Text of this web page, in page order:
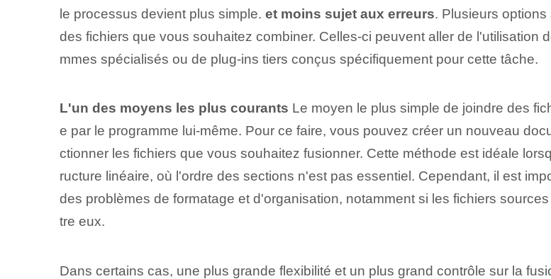
le processus devient plus simple. et moins sujet aux erreurs. Plusieurs
des fichiers que vous souhaitez combiner. Celles-ci peuvent aller de l'utilisation
mmes spécialisés‌ ou de plug-ins tiers conçus spécifiquement pour cette⁤ tâche.
L'un des moyens les plus courants Le moyen le plus simple de joindre des
e par le programme lui-même. Pour ce faire, vous pouvez créer un nouveau
ctionner les fichiers⁤ que vous souhaitez‌ fusionner. Cette méthode est idéale
ructure linéaire, où l'ordre des sections n'est pas essentiel. Cependant, il est
des problèmes de formatage et d'organisation, notamment si les fichiers
tre eux.
Dans certains cas, une plus grande flexibilité et un plus grand contrôle sur la